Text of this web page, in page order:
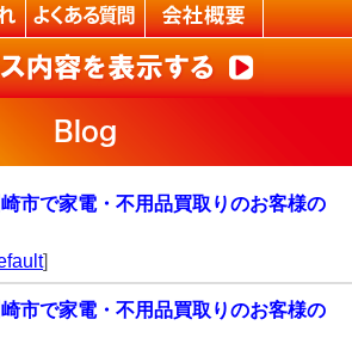
Blog
市で家電・不用品買取りのお客様の
]
市で家電・不用品買取りのお客様の